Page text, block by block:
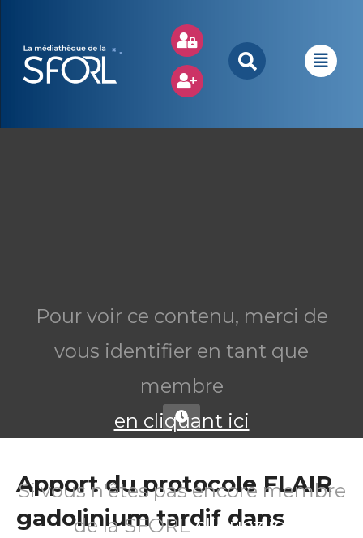
Pour voir ce contenu, merci de
vous identifier en tant que
membre
en cliquant ici
Si vous n'êtes pas encore membre
de la SFORLcliquez ici
Apport du protocole FLAIR
gadolinium tardif dans